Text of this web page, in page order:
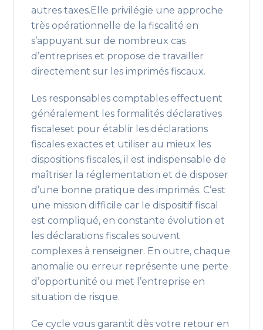
autres taxes.Elle privilégie une approche
très opérationnelle de la fiscalité en
s’appuyant sur de nombreux cas
d’entreprises et propose de travailler
directement sur les imprimés fiscaux.
Les responsables comptables effectuent
généralement les formalités déclaratives
fiscaleset pour établir les déclarations
fiscales exactes et utiliser au mieux les
dispositions fiscales, il est indispensable de
maîtriser la réglementation et de disposer
d’une bonne pratique des imprimés. C’est
une mission difficile car le dispositif fiscal
est compliqué, en constante évolution et
les déclarations fiscales souvent
complexes à renseigner. En outre, chaque
anomalie ou erreur représente une perte
d’opportunité ou met l’entreprise en
situation de risque.
Ce cycle vous garantit dès votre retour en